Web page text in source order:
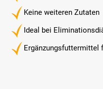
Keine weiteren Zutaten
Ideal bei
Ergänzungsfuttermittel